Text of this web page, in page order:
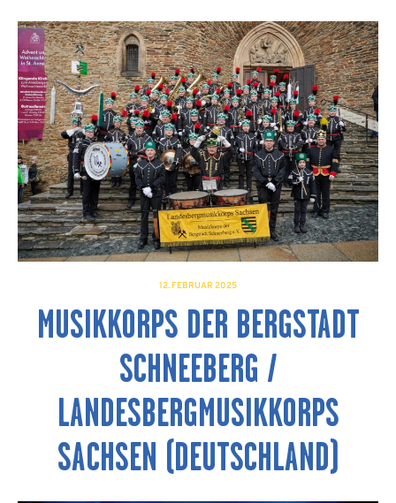
12. FEBRUAR 2025
MUSIKKORPS DER BERGSTADT
SCHNEEBERG /
LANDESBERGMUSIKKORPS
SACHSEN (DEUTSCHLAND)